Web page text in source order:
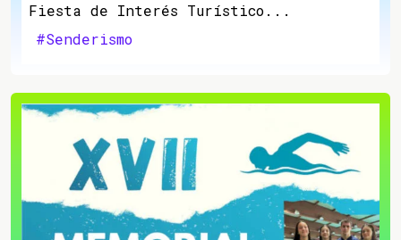
Fiesta de Interés Turístico...
#Senderismo